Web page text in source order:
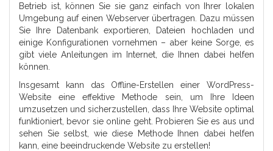
Betrieb ist, können Sie sie ganz einfach von Ihrer lokalen
Umgebung auf einen Webserver übertragen. Dazu müssen
Sie Ihre Datenbank exportieren, Dateien hochladen und
einige Konfigurationen vornehmen – aber keine Sorge, es
gibt viele Anleitungen im Internet, die Ihnen dabei helfen
können.
Insgesamt kann das Offline-Erstellen einer WordPress-
Website eine effektive Methode sein, um Ihre Ideen
umzusetzen und sicherzustellen, dass Ihre Website optimal
funktioniert, bevor sie online geht. Probieren Sie es aus und
sehen Sie selbst, wie diese Methode Ihnen dabei helfen
kann, eine beeindruckende Website zu erstellen!